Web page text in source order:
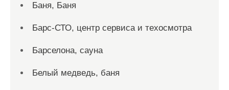
Баня, Баня
Барс-СТО, центр сервиса и техосмотра
Барселона, сауна
Белый медведь, баня